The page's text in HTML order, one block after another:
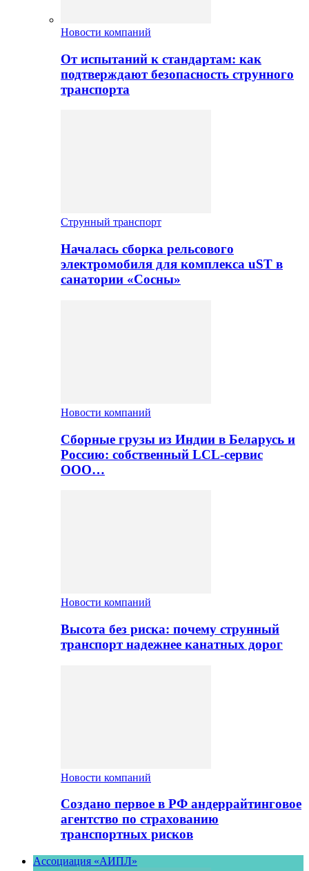
Новости компаний
От испытаний к стандартам: как
подтверждают безопасность струнного
транспорта
Струнный транспорт
Началась сборка рельсового
электромобиля для комплекса uST в
санатории «Сосны»
Новости компаний
Сборные грузы из Индии в Беларусь и
Россию: собственный LCL-сервис
ООО…
Новости компаний
Высота без риска: почему струнный
транспорт надежнее канатных дорог
Новости компаний
Создано первое в РФ андеррайтинговое
агентство по страхованию
транспортных рисков
Ассоциация «АИПЛ»